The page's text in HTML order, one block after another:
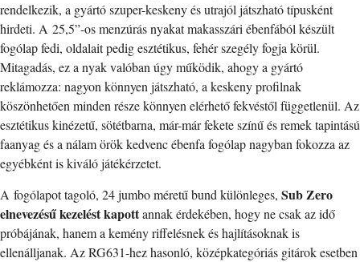
rendelkezik, a gyártó szuper-keskeny és utrajól játszható típusként
hirdeti. A 25,5”-os menzúrás nyakat makasszári ébenfából készült
fogólap fedi, oldalait pedig esztétikus, fehér szegély fogja körül.
Mitagadás, ez a nyak valóban úgy működik, ahogy a gyártó
reklámozza: nagyon könnyen játszható, a keskeny profilnak
köszönhetően minden része könnyen elérhető fekvéstől függetlenül. Az
esztétikus kinézetű, sötétbarna, már-már fekete színű és remek tapintású
faanyag és a nálam örök kedvenc ébenfa fogólap nagyban fokozza az
egyébként is kiváló játékérzetet.
A fogólapot tagoló, 24 jumbo méretű bund különleges, Sub Zero
elnevezésű kezelést kapottannak érdekében, hogy ne csak az idő
próbájának, hanem a kemény riffelésnek és hajlításoknak is
ellenálljanak. Az RG631-hez hasonló, középkategóriás gitárok esetben